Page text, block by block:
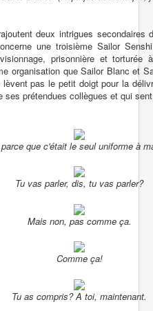
deux intrigues secondaires
une troisième Sailor
visionnage, prisonnière et
organisation que Sailor Blanc et
pas le petit doigt pour la
ses prétendues collègues et qui
que c'était le seul uniforme à
Tu vas parler, dis, tu vas parler?
Mais non, pas comme ça.
Comme ça!
Tu as compris? A toi, maintenant.